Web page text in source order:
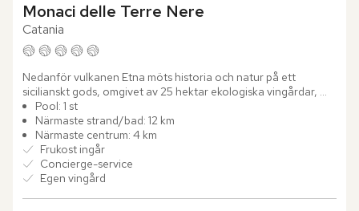
Monaci delle Terre Nere
Catania
Nedanför vulkanen Etna möts historia och natur på ett
sicilianskt gods, omgivet av 25 hektar ekologiska vingårdar,
olivlundar och fruktträd. Här har Monaci delle Terre Nere
gett...
Pool: 1 st
Närmaste strand/bad: 12 km
Närmaste centrum: 4 km
Frukost ingår
Concierge-service
Egen vingård